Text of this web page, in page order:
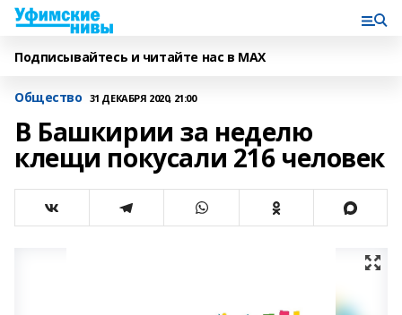
Подписывайтесь и читайте нас в MAX
Общество 31 ДЕКАБРЯ 2020, 21:00
В Башкирии за неделю
клещи покусали 216 человек